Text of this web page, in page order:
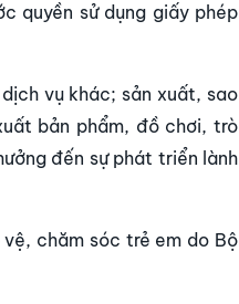
quyền sử dụng giấy phép
vụ khác; sản xuất, sao
bản phẩm, đồ chơi, trò
đến sự phát triển lành
chăm sóc trẻ em do Bộ